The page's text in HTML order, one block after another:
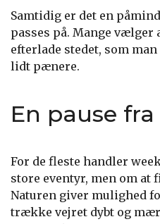
Samtidig er det en
passes på. Mange
efterlade stedet, som
lidt pænere.
En pause
For de fleste handler
store eventyr, men om
Naturen giver mulighed
trække vejret dybt og